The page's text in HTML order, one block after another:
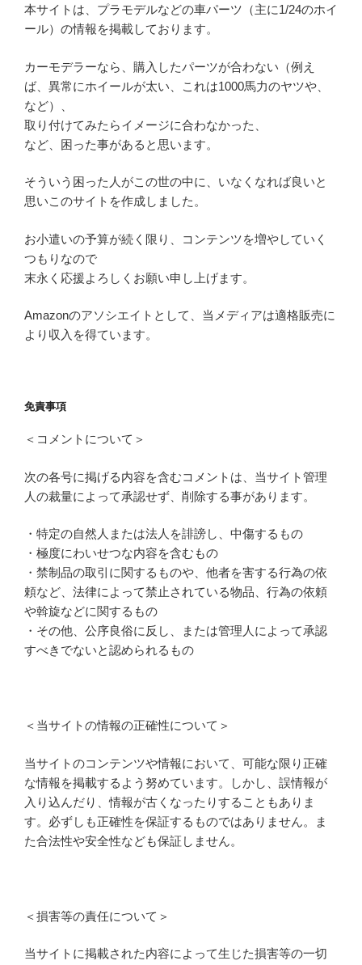
本サイトは、プラモデルなどの車パーツ（主に1/24のホイ
ール）の情報を掲載しております。
カーモデラーなら、購入したパーツが合わない（例え
ば、異常にホイールが太い、これは1000馬力のヤツや、
など）、
取り付けてみたらイメージに合わなかった、
など、困った事があると思います。
そういう困った人がこの世の中に、いなくなれば良いと
思いこのサイトを作成しました。
お小遣いの予算が続く限り、コンテンツを増やしていく
つもりなので
末永く応援よろしくお願い申し上げます。
Amazonのアソシエイトとして、当メディアは適格販売に
より収入を得ています。
免責事項
＜コメントについて＞
次の各号に掲げる内容を含むコメントは、当サイト管理
人の裁量によって承認せず、削除する事があります。
・特定の自然人または法人を誹謗し、中傷するもの
・極度にわいせつな内容を含むもの
・禁制品の取引に関するものや、他者を害する行為の依
頼など、法律によって禁止されている物品、行為の依頼
や斡旋などに関するもの
・その他、公序良俗に反し、または管理人によって承認
すべきでないと認められるもの
＜当サイトの情報の正確性について＞
当サイトのコンテンツや情報において、可能な限り正確
な情報を掲載するよう努めています。しかし、誤情報が
入り込んだり、情報が古くなったりすることもありま
す。必ずしも正確性を保証するものではありません。ま
た合法性や安全性なども保証しません。
＜損害等の責任について＞
当サイトに掲載された内容によって生じた損害等の一切